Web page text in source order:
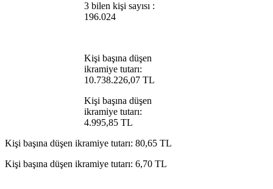
3 bilen kişi sayısı :
196.024
Kişi başına düşen
ikramiye tutarı:
10.738.226,07 TL
Kişi başına düşen
ikramiye tutarı:
4.995,85 TL
Kişi başına düşen ikramiye tutarı: 80,65 TL
Kişi başına düşen ikramiye tutarı: 6,70 TL